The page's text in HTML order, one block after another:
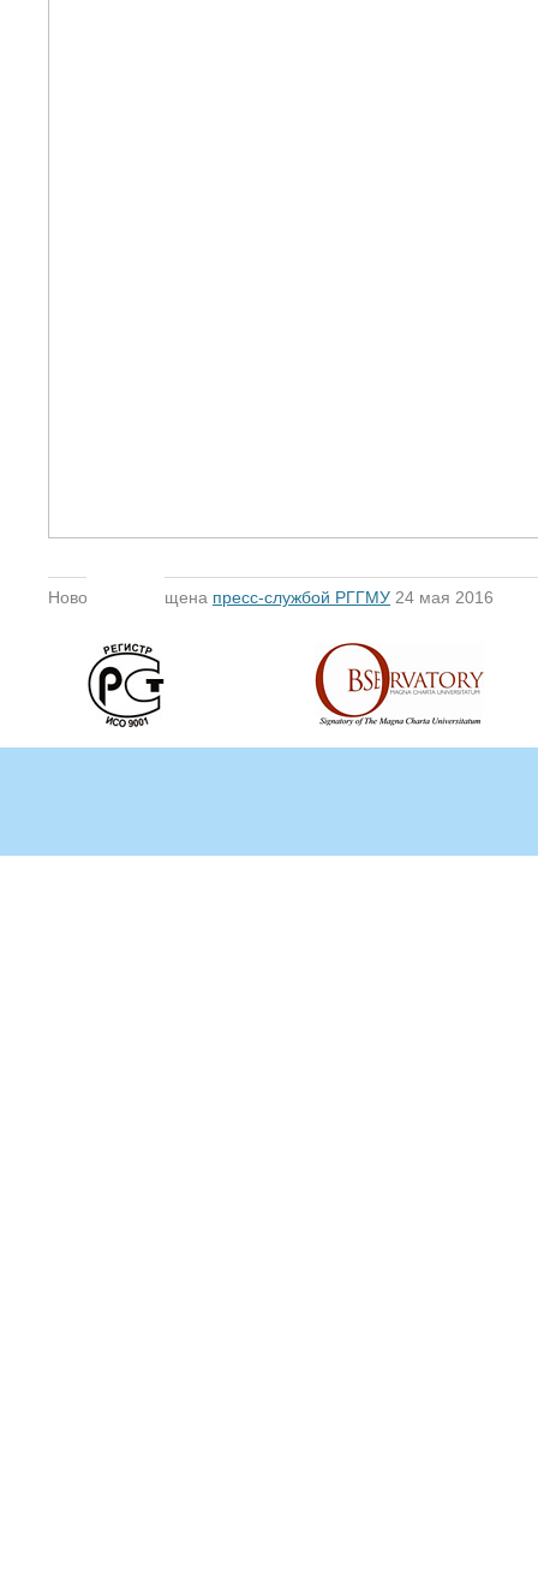
Новость размещена пресс-службой РГГМУ 24 мая 2016